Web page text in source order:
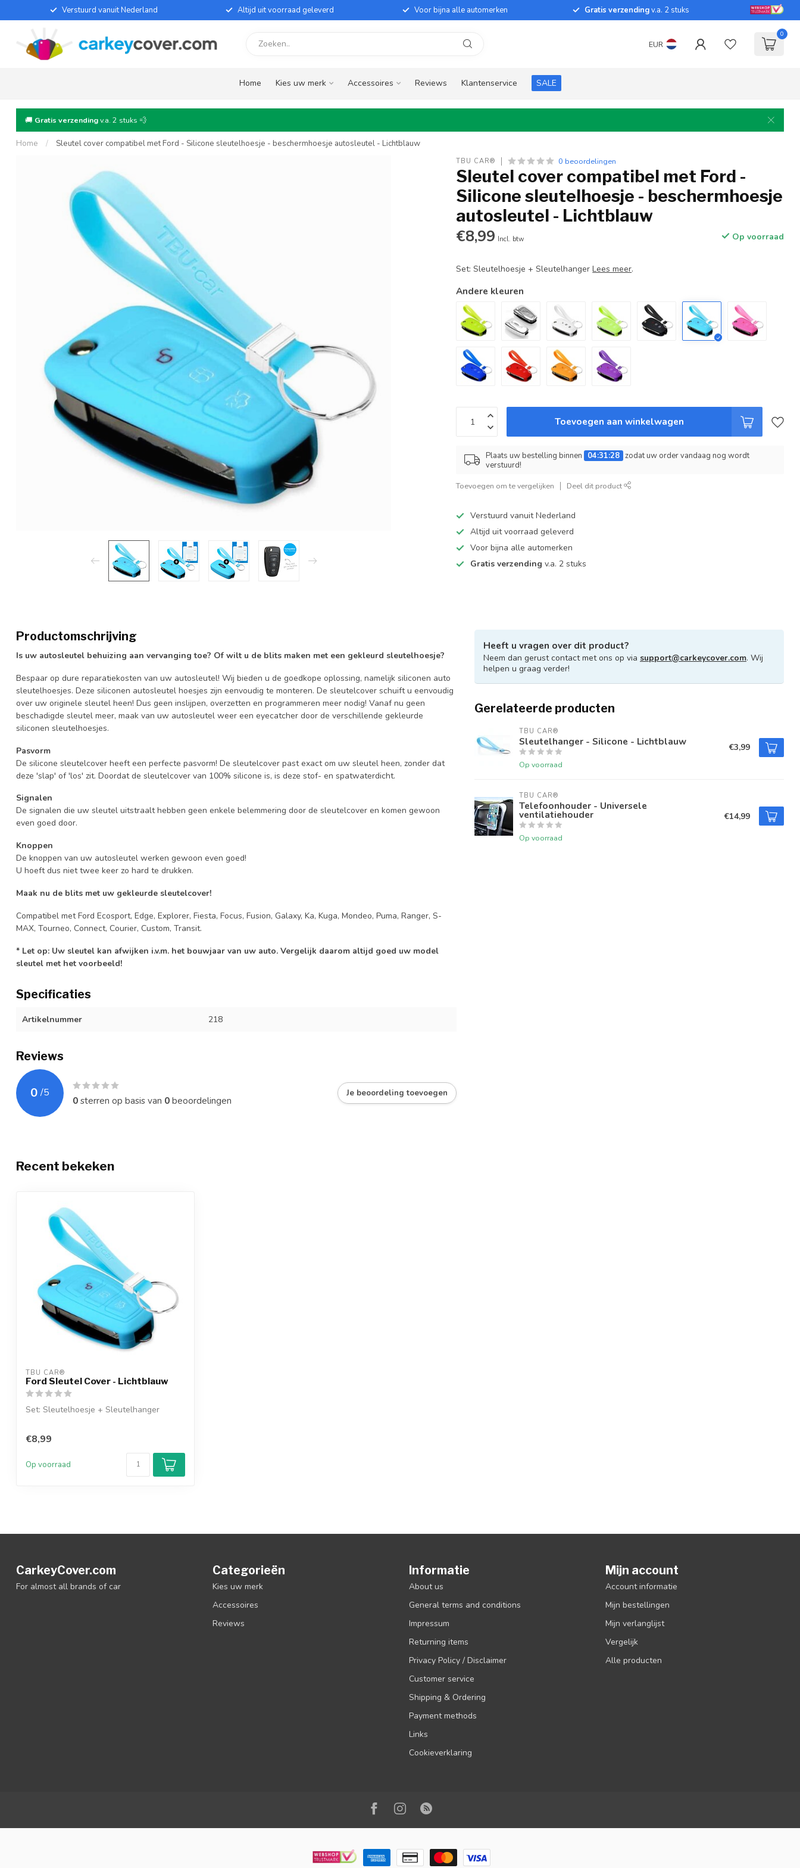
Verstuurd vanuit Nederland Altijd uit voorraad geleverd Voor bijna alle automerken Gratis verzendingv.a. 2 stuks
EUR
0
Home Kies uw merk Accessoires Reviews Klantenservice SALE
🚚 Gratis verzendingv.a. 2 stuks 💨
Home / Sleutel cover compatibel met Ford - Silicone sleutelhoesje - beschermhoesje autosleutel - Lichtblauw
TBU CAR® 0 beoordelingen
Sleutel cover compatibel met Ford -
Silicone sleutelhoesje - beschermhoesje
autosleutel - Lichtblauw
€8,99 Incl. btw Op voorraad
Set: Sleutelhoesje + SleutelhangerLees meer.
Andere kleuren
Toevoegen aan winkelwagen
Plaats uw bestelling binnen 04:31:27 zodat uw order vandaag nog wordt
verstuurd!
Toevoegen om te vergelijken Deel dit product
Verstuurd vanuit Nederland
Altijd uit voorraad geleverd
Voor bijna alle automerken
Gratis verzending v.a. 2 stuks
Productomschrijving
Is uw autosleutel behuizing aan vervanging toe? Of wilt u de blits maken met een gekleurd sleutelhoesje?
Bespaar op dure reparatiekosten van uw autosleutel! Wij bieden u de goedkope oplossing, namelijk siliconen auto
sleutelhoesjes. Deze siliconen autosleutel hoesjes zijn eenvoudig te monteren. De sleutelcover schuift u eenvoudig
over uw originele sleutel heen! Dus geen inslijpen, overzetten en programmeren meer nodig! Vanaf nu geen
beschadigde sleutel meer, maak van uw autosleutel weer een eyecatcher door de verschillende gekleurde
siliconen sleutelhoesjes.
Pasvorm
De silicone sleutelcover heeft een perfecte pasvorm! De sleutelcover past exact om uw sleutel heen, zonder dat
deze 'slap' of 'los' zit. Doordat de sleutelcover van 100% silicone is, is deze stof- en spatwaterdicht.
Signalen
De signalen die uw sleutel uitstraalt hebben geen enkele belemmering door de sleutelcover en komen gewoon
even goed door.
Knoppen
De knoppen van uw autosleutel werken gewoon even goed!
U hoeft dus niet twee keer zo hard te drukken.
Maak nu de blits met uw gekleurde sleutelcover!
Compatibel met Ford Ecosport, Edge, Explorer, Fiesta, Focus, Fusion, Galaxy, Ka, Kuga, Mondeo, Puma, Ranger, S-
MAX, Tourneo, Connect, Courier, Custom, Transit.
* Let op: Uw sleutel kan afwijken i.v.m. het bouwjaar van uw auto. Vergelijk daarom altijd goed uw model
sleutel met het voorbeeld!
Specificaties
Artikelnummer 218
Reviews
0 /5
0sterren op basis van 0beoordelingen
Je beoordeling toevoegen
Heeft u vragen over dit product?
Neem dan gerust contact met ons op via support@carkeycover.com. Wij
helpen u graag verder!
Gerelateerde producten
TBU CAR®
Sleutelhanger - Silicone - Lichtblauw
Op voorraad
€3,99
TBU CAR®
Telefoonhouder - Universele
ventilatiehouder
Op voorraad
€14,99
Recent bekeken
TBU CAR®
Ford Sleutel Cover - Lichtblauw
Set: Sleutelhoesje + Sleutelhanger
€8,99
Op voorraad
CarkeyCover.com
For almost all brands of car
Categorieën
Kies uw merk
Accessoires
Reviews
Informatie
About us
General terms and conditions
Impressum
Returning items
Privacy Policy / Disclaimer
Customer service
Shipping & Ordering
Payment methods
Links
Cookieverklaring
Mijn account
Account informatie
Mijn bestellingen
Mijn verlanglijst
Vergelijk
Alle producten